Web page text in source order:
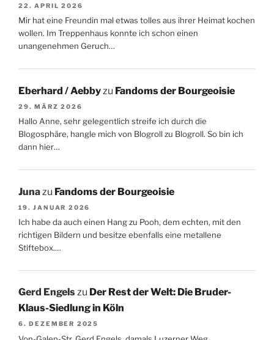
22. APRIL 2026
Mir hat eine Freundin mal etwas tolles aus ihrer Heimat kochen
wollen. Im Treppenhaus konnte ich schon einen
unangenehmen Geruch…
Eberhard / Aebby zu Fandoms der Bourgeoisie
29. MÄRZ 2026
Hallo Anne, sehr gelegentlich streife ich durch die
Blogosphäre, hangle mich von Blogroll zu Blogroll. So bin ich
dann hier…
Juna zu Fandoms der Bourgeoisie
19. JANUAR 2026
Ich habe da auch einen Hang zu Pooh, dem echten, mit den
richtigen Bildern und besitze ebenfalls eine metallene
Stiftebox.…
Gerd Engelszu Der Rest der Welt: Die Bruder-
Klaus-Siedlung in Köln
6. DEZEMBER 2025